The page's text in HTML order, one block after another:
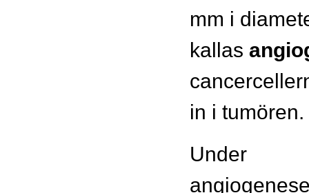
mm i
kallas
in i tumören.
Under